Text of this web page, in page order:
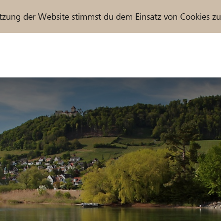
der Website stimmst du dem Einsatz von Cookies